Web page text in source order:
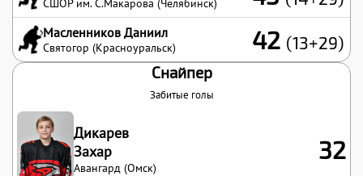
СШОР им. С.Макарова (Челябинск)
Масленников Даниил
Святогор (Красноуральск) 42 (13+29)
Снайпер
Забитые голы
Дикарев
Захар
Авангард (Омск)
32